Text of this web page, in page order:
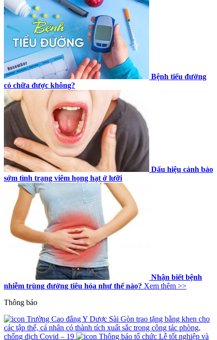
Bệnh tiểu đường
có chữa được không?
Dấu hiệu cảnh báo
sớm tình trạng viêm họng hạt ở lưỡi
Nhận biết bệnh
nhiễm trùng đường tiêu hóa như thế nào? Xem thêm >>
Thông báo
Trường Cao đẳng Y Dược Sài Gòn trao tặng bằng khen cho
các tập thể, cá nhân có thành tích xuất sắc trong công tác phòng,
chống dịch Covid – 19
Thông báo tổ chức Lễ tốt nghiệp và